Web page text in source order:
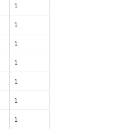
1
1
1
1
1
1
1